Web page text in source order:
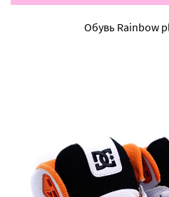
Обувь Rainbow